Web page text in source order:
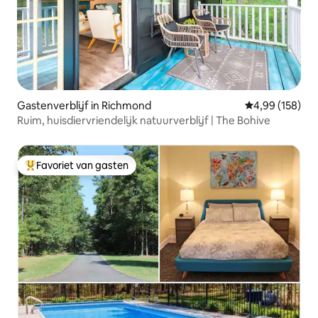
Gastenverblijf in Richmond Gemiddelde
4,99 (158)
Ruim, huisdiervriendelijk natuurverblijf | The Bohive
Topfavoriet van gasten
Favoriet van gasten